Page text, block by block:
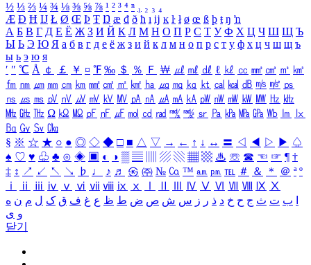
½ ⅓ ⅔ ¼ ¾ ⅛ ⅜ ⅝ ⅞ ¹ ² ³ ⁴ ⁿ ₁ ₂ ₃ ₄
Æ Ð Ħ Ĳ Ł Ø Œ Þ Ŧ Ŋ æ đ ð ħ ı ĳ ĸ ŀ ł ø œ ß þ ŧ ŋ ŉ
А Б В Г Д Е Ё Ж З И Й К Л М Н О П Р С Т У Ф Х Ц Ч Ш Щ Ъ
Ы Ь Э Ю Я а б в г д е ё ж з и й к л м н о п р с т у ф х ц ч ш щ ъ
ы ь э ю я
′ ″ ℃ Å ￠ ￡ ￥ ¤ ℉ ‰ ＄ ％ Ｆ ￦ ㎕ ㎖ ㎗ ℓ ㎘ ㏄ ㎣ ㎤ ㎥ ㎦
㎙ ㎚ ㎛ ㎜ ㎝ ㎞ ㎟ ㎠ ㎡ ㎢ ㏊ ㎍ ㎎ ㎏ ㏏ ㎈ ㎉ ㏈ ㎧ ㎨ ㎰
㎱ ㎲ ㎳ ㎴ ㎵ ㎶ ㎷ ㎸ ㎹ ㎀ ㎁ ㎂ ㎃ ㎄ ㎺ ㎻ ㎽ ㎾ ㎿ ㎐ ㎑
㎒ ㎓ ㎔ Ω ㏀ ㏁ ㎊ ㎋ ㎌ ㏖ ㏅ ㎭ ㎮ ㎯ ㏛ ㎩ ㎪ ㎫ ㎬ ㏝ ㏐
㏓
㏃ ㏉ ㏜ ㏆
§ ※ ☆ ★ ○ ● ◎ ◇ ◆ □ ■ △ ▽ → ← ↑ ↓ ↔ 〓 ◁ ◀ ▷ ▶ ♤
♠ ♡ ♥ ♧ ♣ ⊙ ◈ ▣ ◐ ◑ ▒ ▤ ▨ ▧ ▦ ▩ ♨ ☏ ☎ ☜ ☞ ¶ †
‡ ↕ ↗ ↙ ↖ ↘ ♭ ♩ ♪ ♬ ㉿ ㈜ № ㏇ ™ ㏂ ㏘ ℡ ＃ ＆ ＊ ＠ ª º
ⅰ
ⅱ ⅲ ⅳ ⅴ ⅵ ⅶ ⅷ ⅸ ⅹ Ⅳ Ⅴ Ⅵ Ⅶ Ⅷ Ⅸ Ⅹ
ب ت ث ج ح خ د ذ ر ز س ش ص ض ط ظ ع غ ف ق ک ل م ن ه
و ی
닫기